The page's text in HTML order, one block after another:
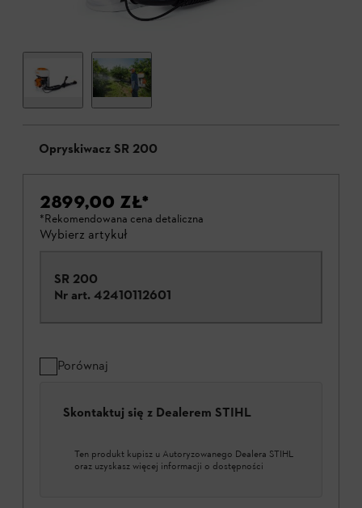
Opryskiwacz SR 200
2899,00 ZŁ*
*Rekomendowana cena detaliczna
Wybierz artykuł
SR 200
Nr art. 42410112601
Porównaj
Skontaktuj się z Dealerem STIHL
Ten produkt kupisz u Autoryzowanego Dealera STIHL
oraz uzyskasz więcej informacji o dostępności